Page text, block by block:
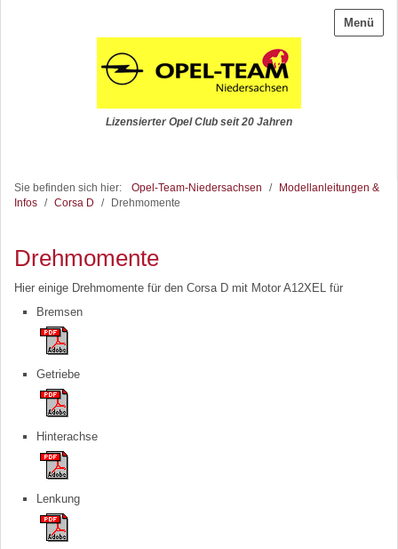
Menü
Lizensierter Opel Club seit 20 Jahren
Sie befinden sich hier: Opel-Team-Niedersachsen /
Modellanleitungen &
Infos
/ Corsa D / Drehmomente
Drehmomente
Hier einige Drehmomente für den Corsa D mit Motor A12XEL für
Bremsen
Getriebe
Hinterachse
Lenkung